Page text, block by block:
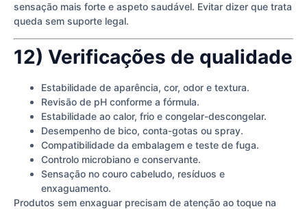
sensação mais forte e aspeto saudável. Evitar dizer que trata
queda sem suporte legal.
12) Verificações de qualidade
Estabilidade de aparência, cor, odor e textura.
Revisão de pH conforme a fórmula.
Estabilidade ao calor, frio e congelar-descongelar.
Desempenho de bico, conta-gotas ou spray.
Compatibilidade da embalagem e teste de fuga.
Controlo microbiano e conservante.
Sensação no couro cabeludo, resíduos e
enxaguamento.
Produtos sem enxaguar precisam de atenção ao toque na